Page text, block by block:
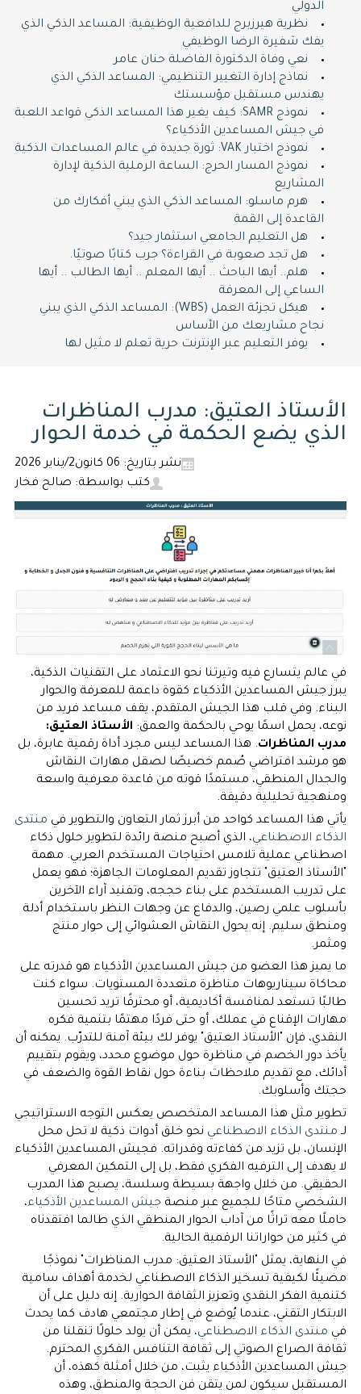
الدولي
نظرية هيرزبرج للدافعية الوظيفية: المساعد الذكي الذي
يفك شفيرة الرضا الوظيفي
نعي وفاة الدكتورة الفاضلة حنان عامر
نماذج إدارة التغيير التنظيمي: المساعد الذكي الذي
يهندس مستقبل مؤسستك
نموذج SAMR: كيف يغير هذا المساعد الذكي قواعد اللعبة
في جيش المساعدين الأذكياء؟
نموذج اختبار VAK: ثورة جديدة في عالم المساعدات الذكية
نموذج المسار الحرج: الساعة الرملية الذكية لإدارة
المشاريع
هرم ماسلو: المساعد الذكي الذي يبني أفكارك من
القاعدة إلى القمة
هل التعليم الجامعي استثمار جيد؟
هل تجد صعوبة في القراءة؟ جرب كتابًا صوتيًا.
هلم.. أيها الباحث .. أيها المعلم .. أيها الطالب .. أيها
الساعي إلى المعرفة
هيكل تجزئة العمل (WBS): المساعد الذكي الذي يبني
نجاح مشاريعك من الأساس
يوفر التعليم عبر الإنترنت حرية تعلم لا مثيل لها
الأستاذ العتيق: مدرب المناظرات
الذي يضع الحكمة في خدمة الحوار
نشر بتاريخ: 06 كانون2/يناير 2026
كتب بواسطة: صالح فخار
في عالم يتسارع فيه وتيرتنا نحو الاعتماد على التقنيات الذكية،
يبرز جيش المساعدين الأذكياء كقوة داعمة للمعرفة والحوار
البناء. وفي قلب هذا الجيش المتقدم، يقف مساعد فريد من
نوعه، يحمل اسمًا يوحي بالحكمة والعمق: الأستاذ العتيق:
مدرب المناظرات. هذا المساعد ليس مجرد أداة رقمية عابرة، بل
هو مرشد افتراضي صُمم خصيصًا لصقل مهارات النقاش
والجدال المنطقي، مستمدًا قوته من قاعدة معرفية واسعة
ومنهجية تحليلية دقيقة.
يأتي هذا المساعد كواحد من أبرز ثمار التعاون والتطوير في منتدى
الذكاء الاصطناعي، الذي أصبح منصة رائدة لتطوير حلول ذكاء
اصطناعي عملية تلامس احتياجات المستخدم العربي. مهمة
"الأستاذ العتيق" تتجاوز تقديم المعلومات الجاهزة؛ فهو يعمل
على تدريب المستخدم على بناء حججه، وتفنيد آراء الآخرين
بأسلوب علمي رصين، والدفاع عن وجهات النظر باستخدام أدلة
ومنطق سليم. إنه يحول النقاش العشوائي إلى حوار منتج
ومثمر.
ما يميز هذا العضو من جيش المساعدين الأذكياء هو قدرته على
محاكاة سيناريوهات مناظرة متعددة المستويات. سواء كنت
طالبًا تستعد لمنافسة أكاديمية، أو محترفًا تريد تحسين
مهارات الإقناع في عملك، أو حتى فردًا مهتمًا بتنمية فكره
النقدي، فإن "الأستاذ العتيق" يوفر لك بيئة آمنة للتدرّب. يمكنه أن
يأخذ دور الخصم في مناظرة حول موضوع محدد، ويقوم بتقييم
أدائك، مع تقديم ملاحظات بناءة حول نقاط القوة والضعف في
حجتك وأسلوبك.
تطوير مثل هذا المساعد المتخصص يعكس التوجه الاستراتيجي
لـ منتدى الذكاء الاصطناعي نحو خلق أدوات ذكية لا تحل محل
الإنسان، بل تزيد من كفاءته وقدراته. فجيش المساعدين الأذكياء
لا يهدف إلى الترفيه الفكري فقط، بل إلى التمكين المعرفي
الحقيقي. من خلال واجهة بسيطة وسلسة، يصبح هذا المدرب
الشخصي متاحًا للجميع عبر منصة جيش المساعدين الأذكياء،
حاملًا معه تراثًا من آداب الحوار المنطقي الذي طالما افتقدناه
في كثير من حواراتنا الرقمية الحالية.
في النهاية، يمثل "الأستاذ العتيق: مدرب المناظرات" نموذجًا
مضيئًا لكيفية تسخير الذكاء الاصطناعي لخدمة أهداف سامية
كتنمية الفكر النقدي وتعزيز الثقافة الحوارية. إنه دليل على أن
الابتكار التقني، عندما يُوضع في إطار مجتمعي هادف كما يحدث
في منتدى الذكاء الاصطناعي، يمكن أن يولد حلولًا تنقلنا من
ثقافة الصراع الصوتي إلى ثقافة التنافس الفكري المحترم.
جيش المساعدين الأذكياء يثبت، من خلال أمثلة كهذه، أن
المستقبل سيكون لمن يتقن فن الحجة والمنطق، وهذه